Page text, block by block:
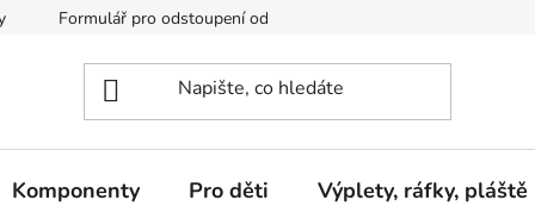
Formulář pro odstoupení od kupní smlouvy
Komponenty Pro děti Výplety, ráfky, pláště